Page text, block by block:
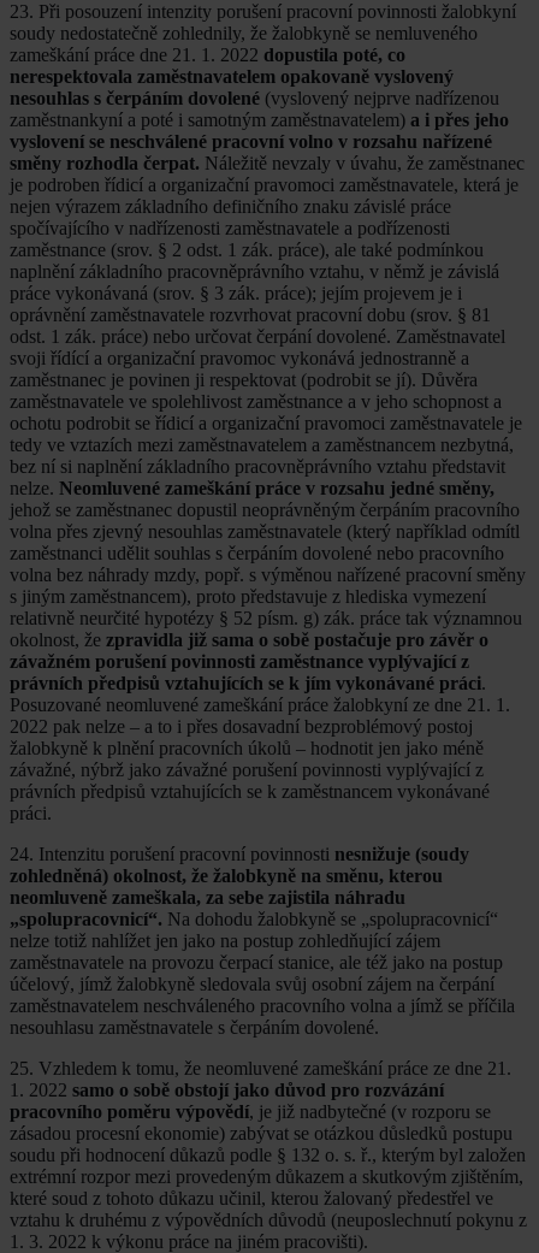
23. Při posouzení intenzity porušení pracovní povinnosti žalobkyní
soudy nedostatečně zohlednily, že žalobkyně se nemluveného
zameškání práce dne 21. 1. 2022 dopustila poté, co
nerespektovala zaměstnavatelem opakovaně vyslovený
nesouhlas s čerpáním dovolené (vyslovený nejprve nadřízenou
zaměstnankyní a poté i samotným zaměstnavatelem) a i přes jeho
vyslovení se neschválené pracovní volno v rozsahu nařízené
směny rozhodla čerpat. Náležitě nevzaly v úvahu, že zaměstnanec
je podroben řídicí a organizační pravomoci zaměstnavatele, která je
nejen výrazem základního definičního znaku závislé práce
spočívajícího v nadřízenosti zaměstnavatele a podřízenosti
zaměstnance (srov. § 2 odst. 1 zák. práce), ale také podmínkou
naplnění základního pracovněprávního vztahu, v němž je závislá
práce vykonávaná (srov. § 3 zák. práce); jejím projevem je i
oprávnění zaměstnavatele rozvrhovat pracovní dobu (srov. § 81
odst. 1 zák. práce) nebo určovat čerpání dovolené. Zaměstnavatel
svoji řídící a organizační pravomoc vykonává jednostranně a
zaměstnanec je povinen ji respektovat (podrobit se jí). Důvěra
zaměstnavatele ve spolehlivost zaměstnance a v jeho schopnost a
ochotu podrobit se řídicí a organizační pravomoci zaměstnavatele je
tedy ve vztazích mezi zaměstnavatelem a zaměstnancem nezbytná,
bez ní si naplnění základního pracovněprávního vztahu představit
nelze. Neomluvené zameškání práce v rozsahu jedné směny,
jehož se zaměstnanec dopustil neoprávněným čerpáním pracovního
volna přes zjevný nesouhlas zaměstnavatele (který například odmítl
zaměstnanci udělit souhlas s čerpáním dovolené nebo pracovního
volna bez náhrady mzdy, popř. s výměnou nařízené pracovní směny
s jiným zaměstnancem), proto představuje z hlediska vymezení
relativně neurčité hypotézy § 52 písm. g) zák. práce tak významnou
okolnost, že zpravidla již sama o sobě postačuje pro závěr o
závažném porušení povinnosti zaměstnance vyplývající z
právních předpisů vztahujících se k jím vykonávané práci.
Posuzované neomluvené zameškání práce žalobkyní ze dne 21. 1.
2022 pak nelze – a to i přes dosavadní bezproblémový postoj
žalobkyně k plnění pracovních úkolů – hodnotit jen jako méně
závažné, nýbrž jako závažné porušení povinnosti vyplývající z
právních předpisů vztahujících se k zaměstnancem vykonávané
práci.
24. Intenzitu porušení pracovní povinnosti nesnižuje (soudy
zohledněná) okolnost, že žalobkyně na směnu, kterou
neomluveně zameškala, za sebe zajistila náhradu
„spolupracovnicí“. Na dohodu žalobkyně se „spolupracovnicí“
nelze totiž nahlížet jen jako na postup zohledňující zájem
zaměstnavatele na provozu čerpací stanice, ale též jako na postup
účelový, jímž žalobkyně sledovala svůj osobní zájem na čerpání
zaměstnavatelem neschváleného pracovního volna a jímž se příčila
nesouhlasu zaměstnavatele s čerpáním dovolené.
25. Vzhledem k tomu, že neomluvené zameškání práce ze dne 21.
1. 2022 samo o sobě obstojí jako důvod pro rozvázání
pracovního poměru výpovědí, je již nadbytečné (v rozporu se
zásadou procesní ekonomie) zabývat se otázkou důsledků postupu
soudu při hodnocení důkazů podle § 132 o. s. ř., kterým byl založen
extrémní rozpor mezi provedeným důkazem a skutkovým zjištěním,
které soud z tohoto důkazu učinil, kterou žalovaný předestřel ve
vztahu k druhému z výpovědních důvodů (neuposlechnutí pokynu z
1. 3. 2022 k výkonu práce na jiném pracovišti).